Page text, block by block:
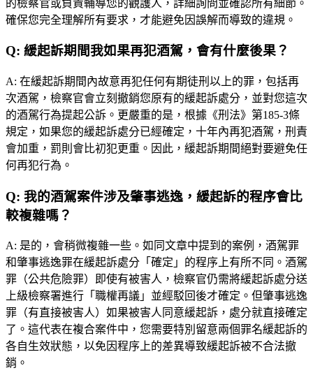
的檢察官或負責輔導您的觀護人，詳細詢問並確認所有細節。
確保您完全理解所有要求，才能避免因誤解而導致的違規。
Q: 緩起訴期間我如果再犯酒駕，會有什麼後果？
A: 在緩起訴期間內故意再犯任何有期徒刑以上的罪，包括再
次酒駕，檢察官會立刻撤銷您原有的緩起訴處分，並對您這次
的酒駕行為提起公訴。更嚴重的是，根據《刑法》第185-3條
規定，如果您的緩起訴處分已經確定，十年內再犯酒駕，刑責
會加重，罰則會比初犯更重。因此，緩起訴期間絕對要避免任
何再犯行為。
Q: 我的酒駕案件涉及肇事逃逸，緩起訴的程序會比
較複雜嗎？
A: 是的，會稍微複雜一些。如同文章中提到的案例，酒駕罪
和肇事逃逸罪在緩起訴處分「確定」的程序上有所不同。酒駕
罪（公共危險罪）即使有被害人，檢察官仍需將緩起訴處分送
上級檢察署進行「職權再議」並經駁回後才確定。但肇事逃逸
罪（有直接被害人）如果被害人同意緩起訴，處分就直接確定
了。這代表在複合案件中，您需要特別留意兩個罪名緩起訴的
各自生效狀態，以免因程序上的差異導致緩起訴被不合法撤
銷。